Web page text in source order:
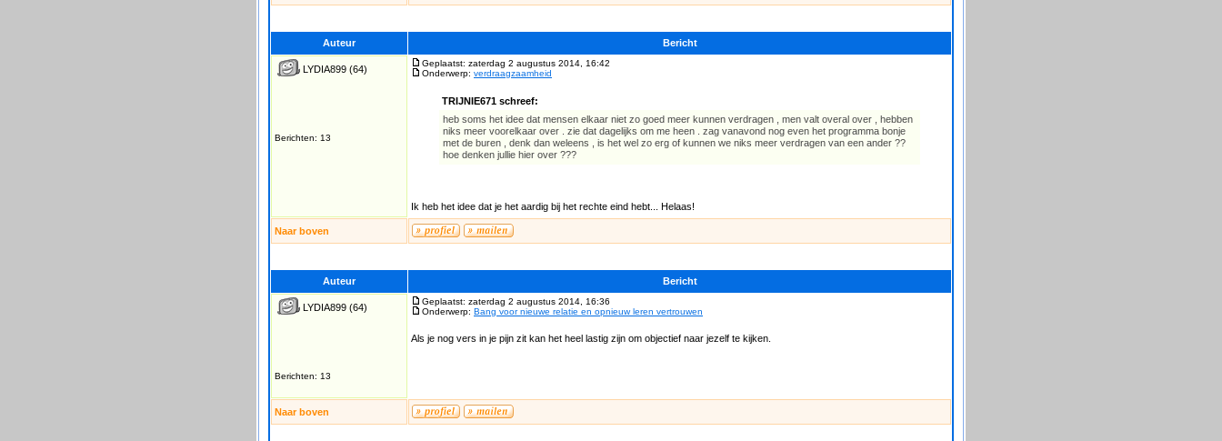
Auteur Bericht
LYDIA899 (64)
Berichten: 13
Geplaatst: zaterdag 2 augustus 2014, 16:42
Onderwerp: verdraagzaamheid
TRIJNIE671 schreef:
heb soms het idee dat mensen elkaar niet zo goed meer kunnen verdragen , men valt overal over , hebben
niks meer voorelkaar over . zie dat dagelijks om me heen . zag vanavond nog even het programma bonje
met de buren , denk dan weleens , is het wel zo erg of kunnen we niks meer verdragen van een ander ??
hoe denken jullie hier over ???
Ik heb het idee dat je het aardig bij het rechte eind hebt... Helaas!
Naar boven
Auteur Bericht
LYDIA899 (64)
Berichten: 13
Geplaatst: zaterdag 2 augustus 2014, 16:36
Onderwerp: Bang voor nieuwe relatie en opnieuw leren vertrouwen
Als je nog vers in je pijn zit kan het heel lastig zijn om objectief naar jezelf te kijken.
Naar boven